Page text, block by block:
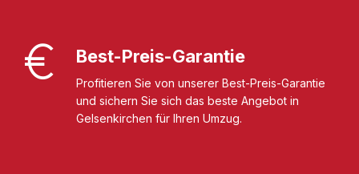
Best-Preis-Garantie
Profitieren Sie von unserer Best-Preis-Garantie
und sichern Sie sich das beste Angebot in
Gelsenkirchen für Ihren Umzug.